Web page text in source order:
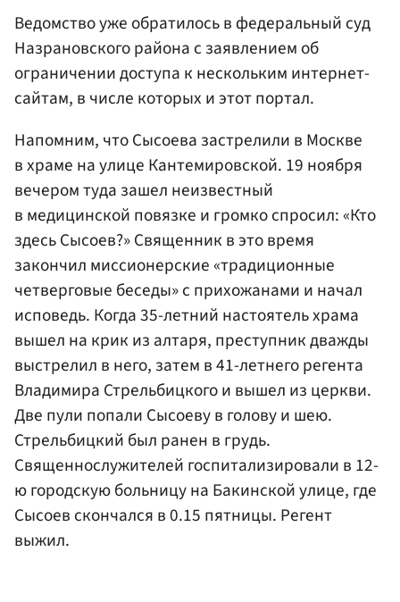
Ведомство уже обратилось в федеральный суд
Назрановского района с заявлением об
ограничении доступа к нескольким интернет-
сайтам, в числе которых и этот портал.
Напомним, что Сысоева застрелили в Москве
в храме на улице Кантемировской. 19 ноября
вечером туда зашел неизвестный
в медицинской повязке и громко спросил: «Кто
здесь Сысоев?» Священник в это время
закончил миссионерские «традиционные
четверговые беседы» с прихожанами и начал
исповедь. Когда 35-летний настоятель храма
вышел на крик из алтаря, преступник дважды
выстрелил в него, затем в 41-летнего регента
Владимира Стрельбицкого и вышел из церкви.
Две пули попали Сысоеву в голову и шею.
Стрельбицкий был ранен в грудь.
Священнослужителей госпитализировали в 12-
ю городскую больницу на Бакинской улице, где
Сысоев скончался в 0.15 пятницы. Регент
выжил.